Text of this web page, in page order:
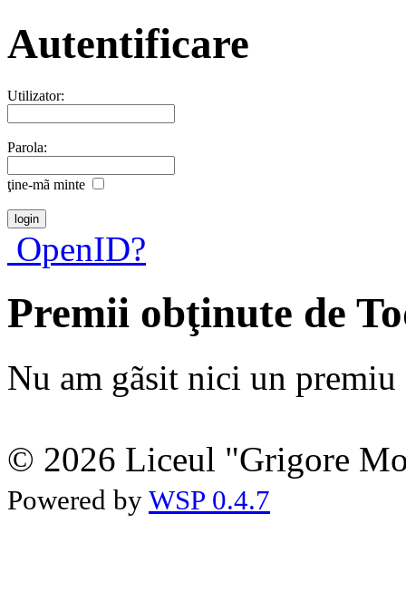
Autentificare
Utilizator:
Parola:
ţine-mã minte
OpenID?
Premii obţinute de
Nu am gãsit nici un premiu
© 2026 Liceul "Grigore
Powered by WSP 0.4.7